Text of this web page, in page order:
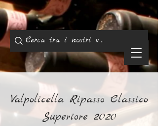
Valpolicella Ripasso Classico
Superiore 2020